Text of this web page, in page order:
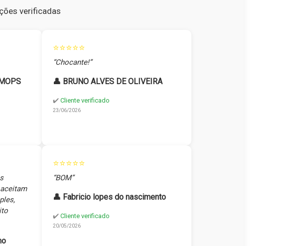
verificadas
⭐⭐⭐⭐⭐
“Chocante!”
👤 BRUNO ALVES DE OLIVEIRA
✔️ Cliente verificado
23/06/2026
⭐⭐⭐⭐⭐
“BOM”
👤 Fabricio lopes do nascimento
✔️ Cliente verificado
20/05/2026